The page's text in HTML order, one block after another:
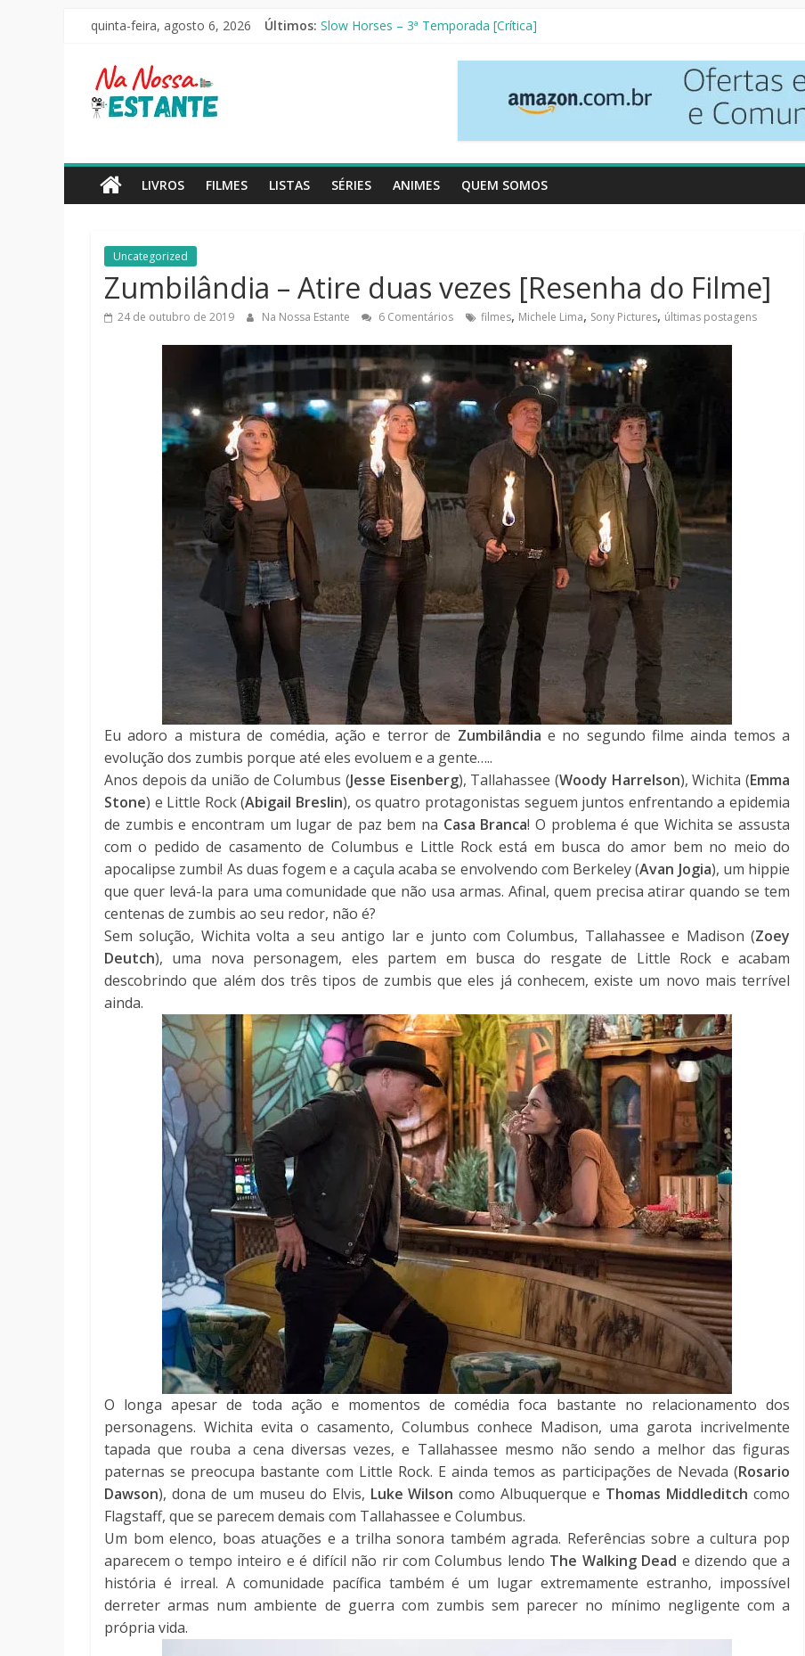
Pular
conteúdo
quinta-feira, agosto 6, 2026 Últimos: Slow Horses – 3ª Temporada [Crítica]
O Pistoleiro [Resenha Literária]
Na
Nossa
Estante
livros,
filmes,
séries
LIVROS FILMES LISTAS SÉRIES ANIMES QUEM SOMOS
Uncategorized
Zumbilândia – Atire duas vezes [Resenha do Filme]
24 de outubro de 2019 Na Nossa Estante 6 Comentários filmes, Michele Lima, Sony Pictures, últimas postagens
Eu adoro a mistura de comédia, ação e terror de Zumbilândia e no segundo filme ainda temos a
evolução dos zumbis porque até eles evoluem e a gente…..
Anos depois da união de Columbus (Jesse Eisenberg), Tallahassee (Woody Harrelson), Wichita (Emma
Stone) e Little Rock (Abigail Breslin), os quatro protagonistas seguem juntos enfrentando a epidemia
de zumbis e encontram um lugar de paz bem na Casa Branca! O problema é que Wichita se assusta
com o pedido de casamento de Columbus e Little Rock está em busca do amor bem no meio do
apocalipse zumbi! As duas fogem e a caçula acaba se envolvendo com Berkeley (Avan Jogia), um hippie
que quer levá-la para uma comunidade que não usa armas. Afinal, quem precisa atirar quando se tem
centenas de zumbis ao seu redor, não é?
Sem solução, Wichita volta a seu antigo lar e junto com Columbus, Tallahassee e Madison (Zoey
Deutch), uma nova personagem, eles partem em busca do resgate de Little Rock e acabam
descobrindo que além dos três tipos de zumbis que eles já conhecem, existe um novo mais terrível
ainda.
O longa apesar de toda ação e momentos de comédia foca bastante no relacionamento dos
personagens. Wichita evita o casamento, Columbus conhece Madison, uma garota incrivelmente
tapada que rouba a cena diversas vezes, e Tallahassee mesmo não sendo a melhor das figuras
paternas se preocupa bastante com Little Rock. E ainda temos as participações de Nevada (Rosario
Dawson), dona de um museu do Elvis, Luke Wilsoncomo Albuquerque e Thomas Middleditchcomo
Flagstaff, que se parecem demais com Tallahassee e Columbus.
Um bom elenco, boas atuações e a trilha sonora também agrada. Referências sobre a cultura pop
aparecem o tempo inteiro e é difícil não rir com Columbus lendo The Walking Dead e dizendo que a
história é irreal. A comunidade pacífica também é um lugar extremamente estranho, impossível
derreter armas num ambiente de guerra com zumbis sem parecer no mínimo negligente com a
própria vida.